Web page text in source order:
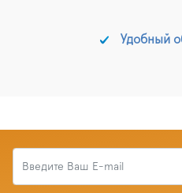
Удобный